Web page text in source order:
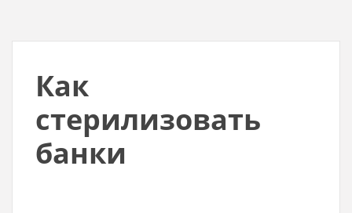
Как
стерилизовать
банки